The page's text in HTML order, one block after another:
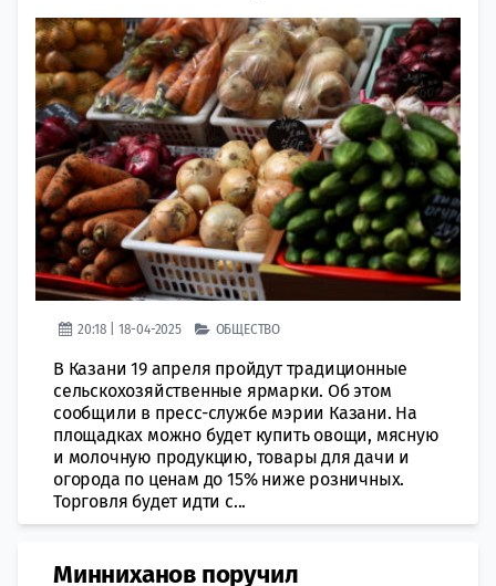
20:18 | 18-04-2025 ОБЩЕСТВО
В Казани 19 апреля пройдут традиционные
сельскохозяйственные ярмарки. Об этом
сообщили в пресс-службе мэрии Казани. На
площадках можно будет купить овощи, мясную
и молочную продукцию, товары для дачи и
огорода по ценам до 15% ниже розничных.
Торговля будет идти с...
Минниханов поручил